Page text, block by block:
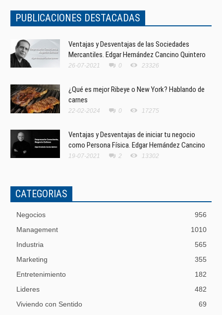
PUBLICACIONES DESTACADAS
Ventajas y Desventajas de las Sociedades
Mercantiles. Edgar Hernández Cancino Quintero
26-07-2021 0 23326
¿Qué es mejor Ribeye o New York? Hablando de
carnes
22-02-2024 0 17275
Ventajas y Desventajas de iniciar tu negocio
como Persona Física. Edgar Hernández Cancino
19-07-2021 2 13302
CATEGORIAS
Negocios
956
Management
1010
Industria
565
Marketing
355
Entretenimiento
182
Lideres
482
Viviendo con Sentido
69